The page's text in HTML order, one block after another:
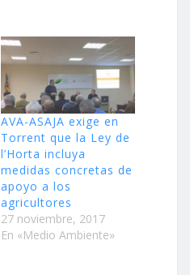
AVA-ASAJA exige en
Torrent que la Ley de
l’Horta incluya
medidas concretas de
apoyo a los
agricultores
27 noviembre, 2017
En «Medio Ambiente»